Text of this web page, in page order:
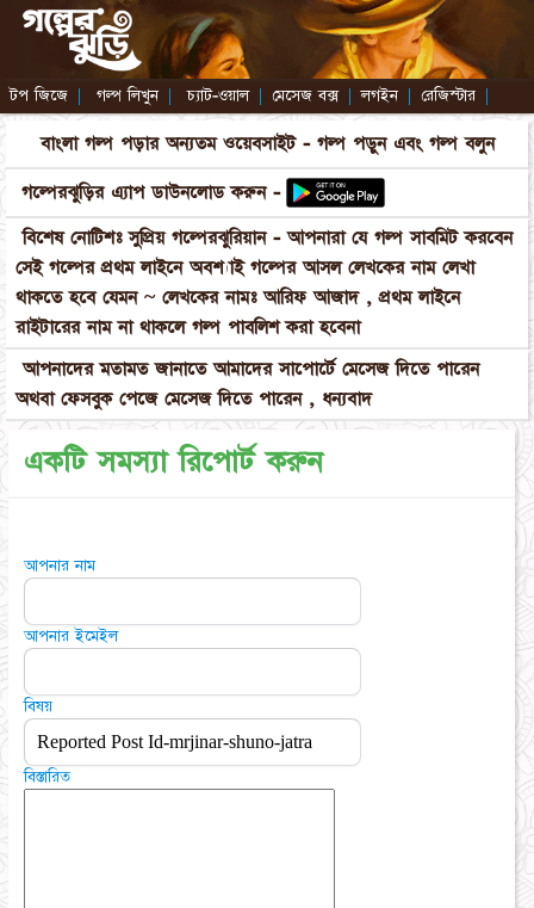
টপ জিজে | গল্প লিখুন | চ্যাট-ওয়াল | মেসেজ বক্স | লগইন | রেজিস্টার |
বাংলা গল্প পড়ার অন্যতম ওয়েবসাইট - গল্প পড়ুন এবং গল্প বলুন
গল্পেরঝুড়ির এ্যাপ ডাউনলোড করুন -
বিশেষ নোটিশঃ সুপ্রিয় গল্পেরঝুরিয়ান - আপনারা যে গল্প সাবমিট করবেন
সেই গল্পের প্রথম লাইনে অবশ্যাই গল্পের আসল লেখকের নাম লেখা
থাকতে হবে যেমন ~ লেখকের নামঃ আরিফ আজাদ , প্রথম লাইনে
রাইটারের নাম না থাকলে গল্প পাবলিশ করা হবেনা
আপনাদের মতামত জানাতে আমাদের সাপোর্টে মেসেজ দিতে পারেন
অথবা ফেসবুক পেজে মেসেজ দিতে পারেন , ধন্যবাদ
একটি সমস্যা রিপোর্ট করুন
আপনার নাম
আপনার ইমেইল
বিষয়
বিস্তারিত